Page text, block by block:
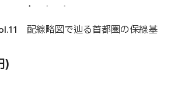
配線略図で辿る首都圏の保線基
)